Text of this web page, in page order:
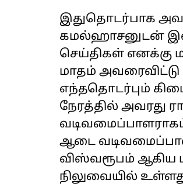
இதுதொடர்பாக அவர்
கமல்ஹாசனுடன்
செய்திகள் எனக்கு
மாதம் அவரைவிட்டு
எந்ததொடர்பும்
நேரத்தில் அவரது
ஆடை
விஸ்வரூபம் ஆகிய
நிலுவையில்